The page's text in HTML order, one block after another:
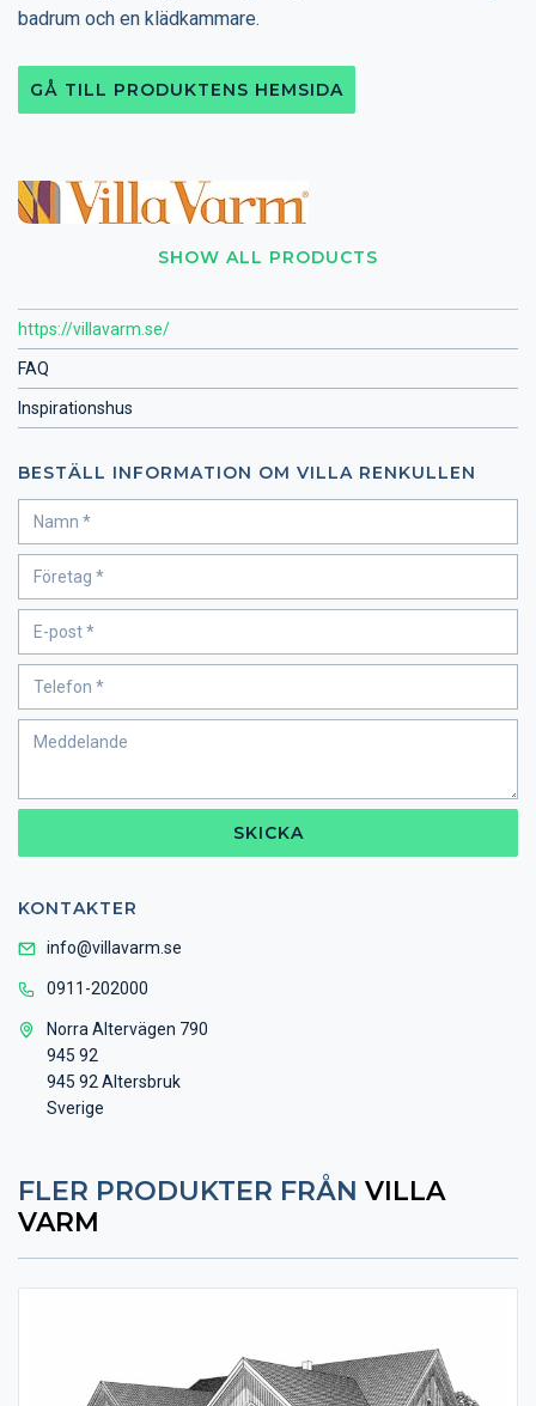
SHOW ALL PRODUCTS
https://villavarm.se/
FAQ
Inspirationshus
BESTÄLL INFORMATION OM VILLA RENKULLEN
SKICKA
KONTAKTER
info@villavarm.se
0911-202000
Norra Altervägen 790
945 92
945 92 Altersbruk
Sverige
badrum och en klädkammare.
GÅ TILL PRODUKTENS HEMSIDA
FLER PRODUKTER FRÅN VILLA
VARM